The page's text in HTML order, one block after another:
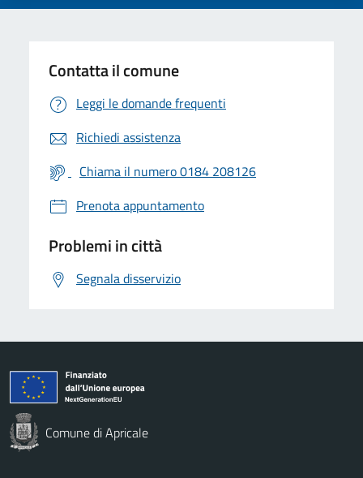
Contatta il comune
Leggi le domande frequenti
Richiedi assistenza
Chiama il numero 0184 208126
Prenota appuntamento
Problemi in città
Segnala disservizio
Comune di Apricale